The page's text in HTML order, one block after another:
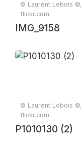
© Laurent Lebois ©,
flickr.com
IMG_9158
© Laurent Lebois ©,
flickr.com
P1010130 (2)